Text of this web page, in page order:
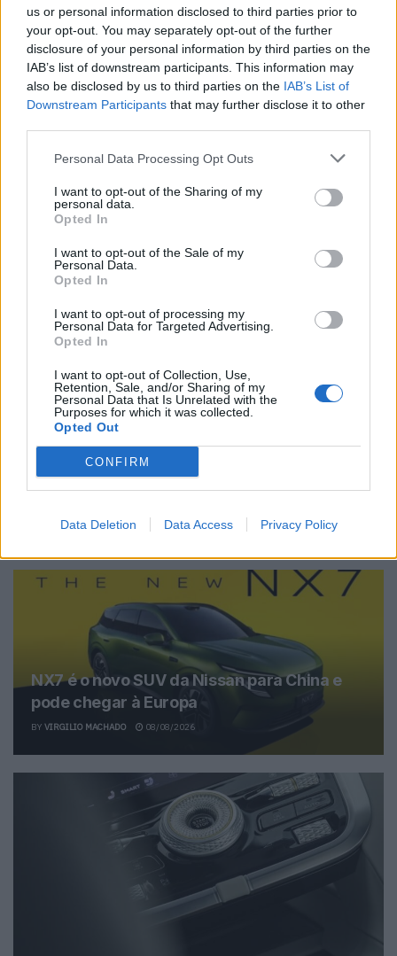
us or personal information disclosed to third parties prior to
your opt-out. You may separately opt-out of the further
disclosure of your personal information by third parties on the
IAB’s list of downstream participants. This information may
also be disclosed by us to third parties on the IAB’s List of
Downstream Participants that may further disclose it to other
Personal Data Processing Opt Outs
I want to opt-out of the Sharing of my
personal data.
Opted In
I want to opt-out of the Sale of my
Personal Data.
Opted In
I want to opt-out of processing my
Personal Data for Targeted Advertising.
Opted In
I want to opt-out of Collection, Use,
Retention, Sale, and/or Sharing of my
Personal Data that Is Unrelated with the
Purposes for which it was collected.
Opted Out
CONFIRM
Data Deletion Data Access Privacy Policy
Mundos paralelos
Vitor Mendes
Related Posts
NX7 é o novo SUV da Nissan para China e
pode chegar à Europa
BY VIRGILIO MACHADO 08/08/2026